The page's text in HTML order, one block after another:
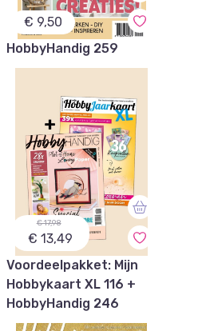
€ 9,50
HobbyHandig 259
€ 17,98
€ 13,49
Voordeelpakket: Mijn
Hobbykaart XL 116 +
HobbyHandig 246